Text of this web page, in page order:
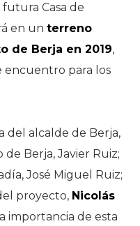
Casa de
en un terreno
de Berja en 2019,
encuentro para los
del alcalde de Berja,
de Berja, Javier Ruiz;
José Miguel Ruiz;
proyecto, Nicolás
importancia de esta